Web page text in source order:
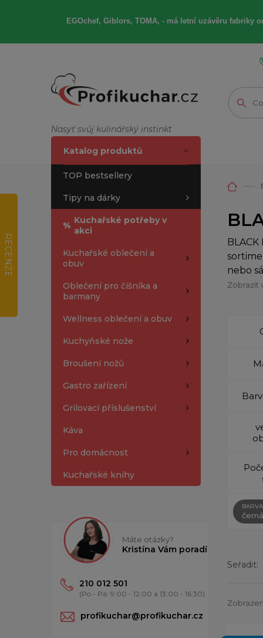
EGOchef, Giblors, TOMA, -má letní uzávěru fabriky
Nasyť svůj kulinářský instinkt
Katalog produktů
TOP bestsellery
Tipy na dárky
% Kuchařské potřeby v
akci
Kuchařské oblečení a
obuv
Oblečení pro číšníka a
barmany
Wellness oblečení a obuv
Kuchyňské nože
Broušení nožů
Gastro zařízení
Grilovací příslušenství
Káva
Pro domácnost
Kuchařské knihy
Máte otázky?
Kristína Vám poradí
210 012 501
(Po - Pá: 9:00 - 12:00 a 13:00 - 16:30)
profikuchar@profikuchar.cz
nebo
Zobrazit
BARVA
černá
Seřadit:
RECENZE